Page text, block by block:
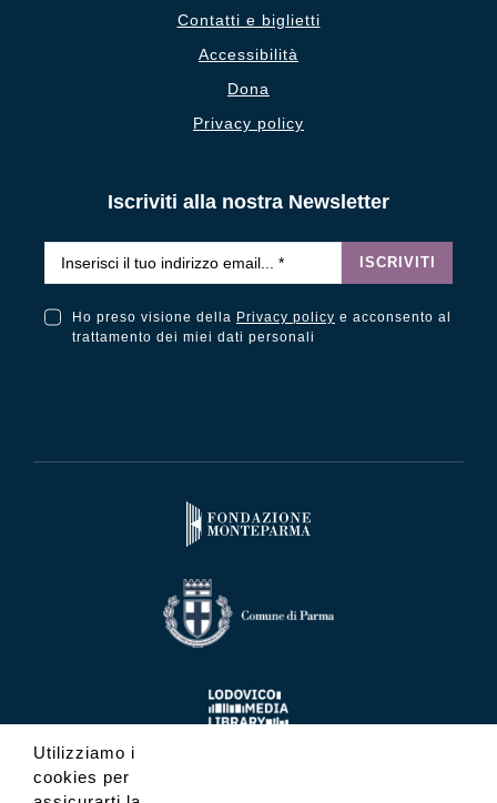
Contatti e biglietti
Accessibilità
Dona
Privacy policy
Iscriviti alla nostra Newsletter
ISCRIVITI
Ho preso visione della Privacy policy e acconsento al
trattamento dei miei dati personali
Utilizziamo i
cookies per